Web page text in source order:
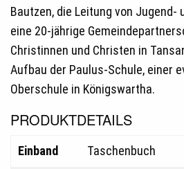
Bautzen, die Leitung von Jugend-
eine 20-jährige
Christinnen und Christen in
Aufbau der Paulus-Schule, einer
Oberschule in Königswartha.
PRODUKTDETAILS
Einband Taschenbuch